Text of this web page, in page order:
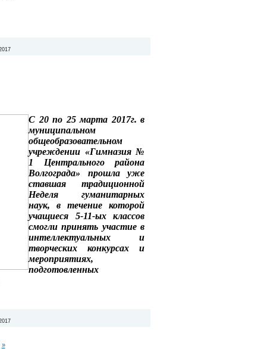
С 20 по 25 марта 2017г. в
муниципальном
общеобразовательном
учреждении «Гимназия №
1 Центрального района
Волгограда» прошла уже
ставшая традиционной
Неделя гуманитарных
наук, в течение которой
учащиеся 5-11-ых классов
смогли принять участие в
интеллектуальных и
творческих конкурсах и
мероприятиях,
подготовленных
»